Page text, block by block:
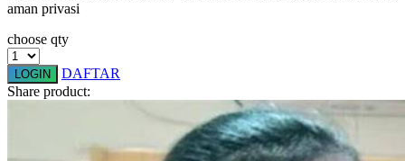
Stick-O
Stokke
aman privasi
choose qty
LOGIN
DAFTAR
Share product: